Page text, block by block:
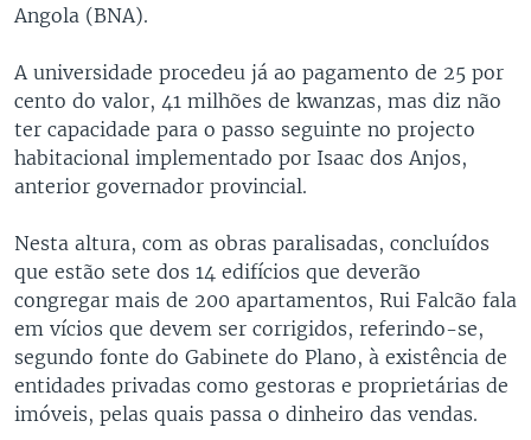
Angola (BNA).
A universidade procedeu já ao pagamento de 25 por
cento do valor, 41 milhões de kwanzas, mas diz não
ter capacidade para o passo seguinte no projecto
habitacional implementado por Isaac dos Anjos,
anterior governador provincial.
Nesta altura, com as obras paralisadas, concluídos
que estão sete dos 14 edifícios que deverão
congregar mais de 200 apartamentos, Rui Falcão fala
em vícios que devem ser corrigidos, referindo-se,
segundo fonte do Gabinete do Plano, à existência de
entidades privadas como gestoras e proprietárias de
imóveis, pelas quais passa o dinheiro das vendas.